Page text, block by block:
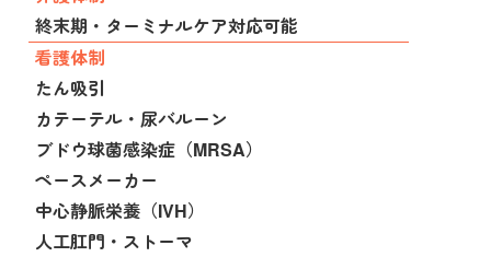
終末期・ターミナルケア対応可能
看護体制
たん吸引
カテーテル・尿バルーン
ブドウ球菌感染症（MRSA）
ペースメーカー
中心静脈栄養（IVH）
人工肛門・ストーマ